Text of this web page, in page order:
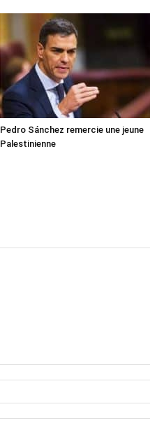
Pedro Sánchez remercie une jeune
Palestinienne